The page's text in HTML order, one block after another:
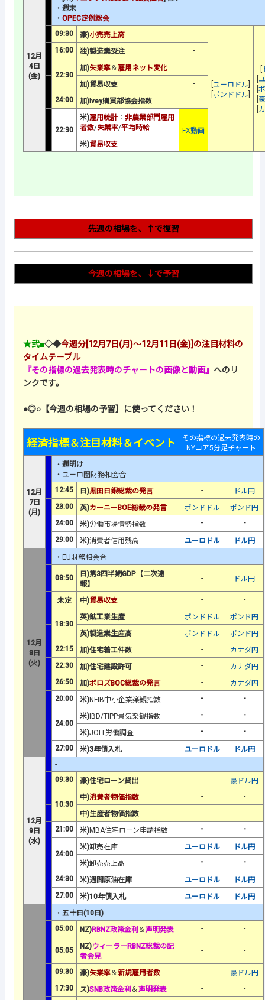
12月
4日
(金)
・ 週末
・ OPEC定例総会
09:30
豪)小売売上高 -
ユーロドル
ポンドドル
16:00 独)製造業受注 -
22:30
加)失業率＆雇用ネット変化 -
加)貿易収支
-
24:00
加)Ivey購買部協会指数 -
22:30
米)雇用統計： 非農業部門雇用
者数/失業率/平均時給
FX動画
米)貿易収支
先週の相場を、↑で復習
今週の相場を、↓で予習
★弐■◇◆今週分[12月7日(月)～12月11日(金)]の注目材料の
タイムテーブル
『その指標の過去発表時のチャートの画像と動画』 へのリ
ンクです。
●◎○【今週の相場の予習】に使ってください！
経済指標＆注目材料＆イベント
その指標の過去発表時の
NYコア5分足チャート
12月
7日
(月)
・ 週明け
・ユーロ圏財務相会合
12:45
日)黒田日銀総裁の発言 -
ドル円
23:00
英)カーニーBOE総裁の発言 ポンドドル
ポンド円
24:00
米)労働市場情勢指数 -
-
29:00
米)消費者信用残高 ユーロドル ドル円
12月
8日
(火)
・EU財務相会合
08:50
日)第3四半期GDP【二次速
報】
- ドル円
未定 中)貿易収支 - -
18:30
英)鉱工業生産 ポンドドル
ポンド円
英)製造業生産高
ポンドドル
ポンド円
22:15
加)住宅着工件数 -
カナダ円
22:30
加)住宅建設許可 -
カナダ円
26:50
加)ポロズBOC総裁の発言 -
カナダ円
20:00
米)NFIB中小企業楽観指数 - -
24:00
米) IBD/TIPP景気楽観指数 - -
米)JOLT労働調査 -
-
27:00
米)3年債入札 ユーロドル ドル円
12月
9日
(水)
-
09:30
豪)住宅ローン貸出 - 豪ドル円
10:30
中)消費者物価指数 - -
中)生産者物価指数 -
-
21:00
米)MBA住宅ローン申請指数 - -
24:00
米)卸売在庫 ユーロドル
ドル円
米)卸売売上高 -
-
24:30
米)週間原油在庫 ユーロドル
ドル円
27:00
米)10年債入札 ユーロドル ドル円
・ 五十日(10日)
05:00
NZ)RBNZ政策金利 ＆声明発表 - -
05:05 NZ)ウィーラーRBNZ総裁の記
者会見
- -
09:30 豪)失業率＆新規雇用者数 -
豪ドル円
17:30
ス)SNB政策金利 ＆声明発表 -
-